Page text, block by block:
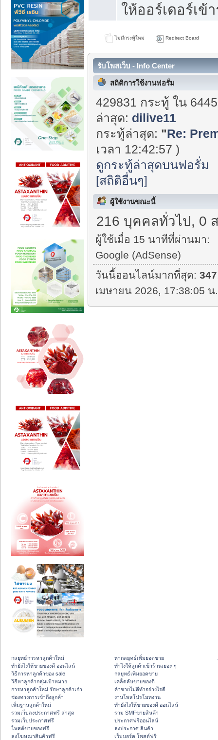
ให้ออร์เดอร์เข้
ไม่มีกระทู้ใหม่ Redirect Board
รับโพสเว็บ - Info Center
สถิติการใช้งานฟอรั่ม
429831 กระทู้ ใน
ล่าสุด: dilive11
กระทู้ล่าสุด: "Re:
เวลา 12:42:57 )
ดูกระทู้ล่าสุดบนฟอรั่ม
[สถิติอื่นๆ]
ผู้ใช้งานขณะนี้
216 บุคคลทั่วไป, 0
ผู้ใช้เมื่อ 15 นาทีที่ผ่านมา:
Google (AdSense)
วันนี้ออนไลน์มากที่สุด:347
เมษายน 2026, 17:38:05 น
กลยุทธ์การหาลูกค้าใหม่
ทํายังไงให้ขายของดี ออนไลน์
วิธีการหาลูกค้าของ sale
วิธีหาลูกค้ากลุ่มเป้าหมาย
การหาลูกค้าใหม่ รักษาลูกค้าเก่า
ช่องทางการเข้าถึงลูกค้า
เพิ่มฐานลูกค้าใหม่
รวมเว็บลงประกาศฟรี ล่าสุด
รวมเว็บประกาศฟรี
โพสต์ขายของฟรี
ลงโฆษณาสินค้าฟรี
หากลยุทธ์เพิ่มยอดขาย
ทําไงให้ลูกค้าเข้าร้านเยอะ ๆ
กลยุทธ์เพิ่มยอดขาย
เคล็ดลับขายของดี
ค้าขายไม่ดีทำอย่างไรดี
งานโพสโปรโมทงาน
ทํายังไงให้ขายของดี ออนไลน์
รวม SMFขายสินค้า
ประกาศฟรีออนไลน์
ลงประกาศ สินค้า
เว็บบอร์ด โพสต์ฟรี